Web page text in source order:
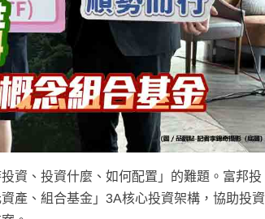
資、投資什麼、如何配置」的難題。富邦投
產、組合基金」3A核心投資架構，協助投資